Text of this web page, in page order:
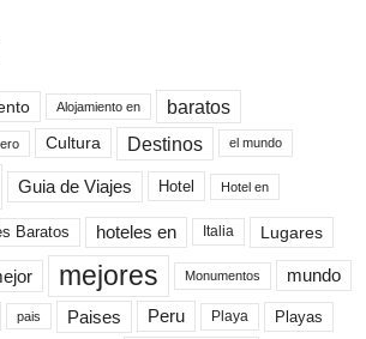
Alojamiento en baratos
Cultura Destinos el mundo
Guia de Viajes Hotel Hotel en
Baratos hoteles en Italia Lugares
mejores Monumentos mundo
pais Paises Peru Playa Playas